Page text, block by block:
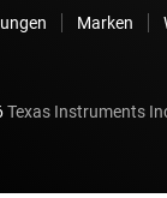
Marken
Texas Instruments